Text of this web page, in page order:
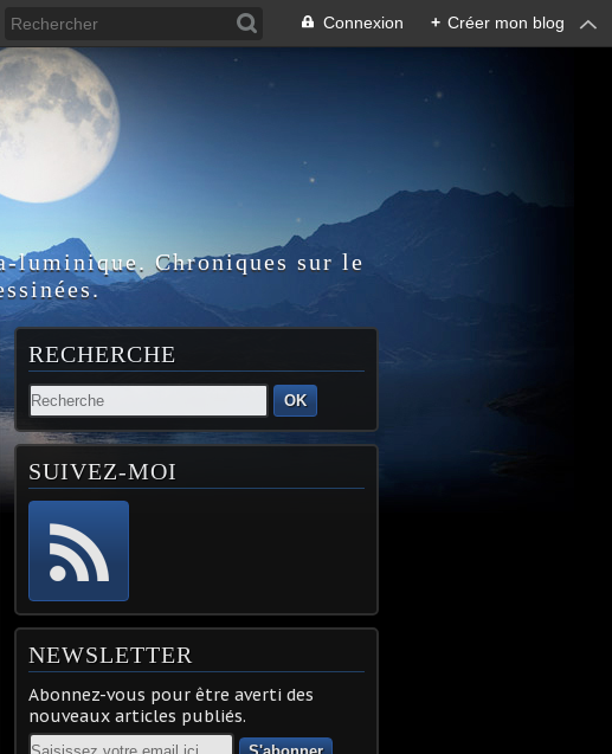
Connexion + Créer mon blog
luminique. Chroniques sur le
RECHERCHE
OK
SUIVEZ-MOI
NEWSLETTER
Abonnez-vous pour être averti des
nouveaux articles publiés.
Email